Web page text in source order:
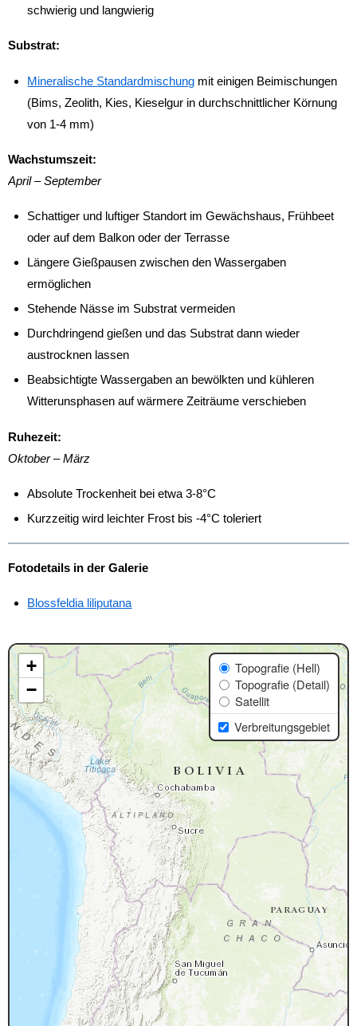
schwierig und langwierig
Substrat:
Mineralische Standardmischung mit einigen Beimischungen
(Bims, Zeolith, Kies, Kieselgur in durchschnittlicher Körnung
von 1-4 mm)
Wachstumszeit:
April – September
Schattiger und luftiger Standort im Gewächshaus, Frühbeet
oder auf dem Balkon oder der Terrasse
Längere Gießpausen zwischen den Wassergaben
ermöglichen
Stehende Nässe im Substrat vermeiden
Durchdringend gießen und das Substrat dann wieder
austrocknen lassen
Beabsichtigte Wassergaben an bewölkten und kühleren
Witterunsphasen auf wärmere Zeiträume verschieben
Ruhezeit:
Oktober – März
Absolute Trockenheit bei etwa 3-8°C
Kurzzeitig wird leichter Frost bis -4°C toleriert
Fotodetails in der Galerie
Blossfeldia liliputana
+
−
Topografie (Hell)
Topografie (Detail)
Satellit
Verbreitungsgebiet